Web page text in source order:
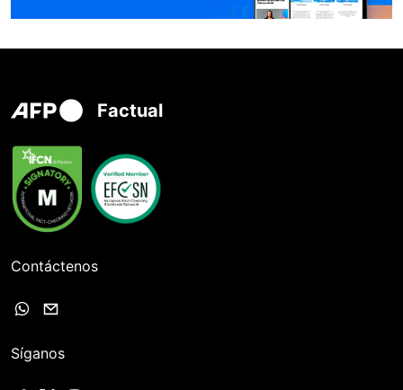
Factual
Contáctenos
Síganos